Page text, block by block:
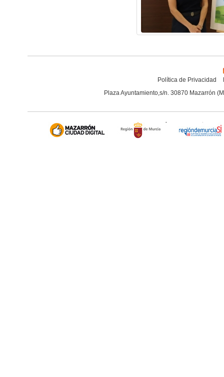
Política de Privacidad
Plaza Ayuntamiento,s/n. 30870 Mazarrón